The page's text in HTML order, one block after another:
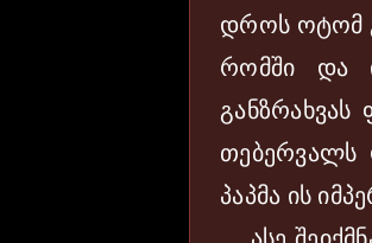
დროს ოტომ
რომში და
თებერვალს
პაპმა ის